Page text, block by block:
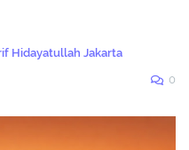
Hidayatullah Jakarta
0